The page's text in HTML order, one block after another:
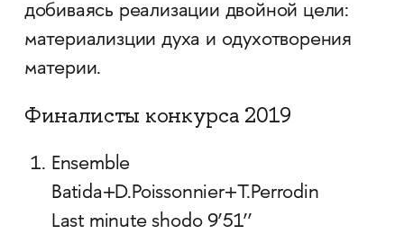
добиваясь реализации двойной цели:
материализции духа и одухотворения
материи.
Финалисты конкурса 2019
Ensemble
Batida+D.Poissonnier+T.Perrodin
Last minute shodo 9’51’’